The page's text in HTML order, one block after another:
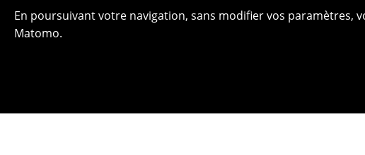
En poursuivant votre navigation, sans modifier vos paramètres,
Matomo.